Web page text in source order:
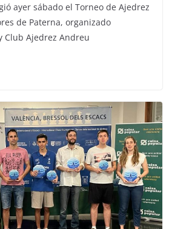
ayer sábado el Torneo de Ajedrez
de Paterna, organizado
Club Ajedrez Andreu